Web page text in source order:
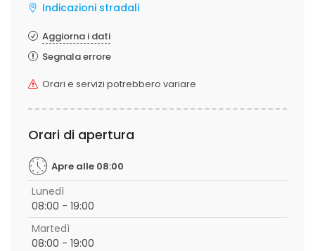
Indicazioni stradali
Aggiorna i dati
Segnala errore
Orari e servizi potrebbero variare
Orari di apertura
Apre alle 08:00
Lunedì
08:00 - 19:00
Martedì
08:00 - 19:00